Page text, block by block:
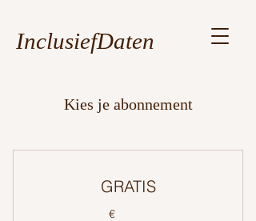
InclusiefDaten
Kies je abonnement
GRATIS
€